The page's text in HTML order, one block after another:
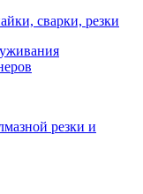
сварки, резки
резки и